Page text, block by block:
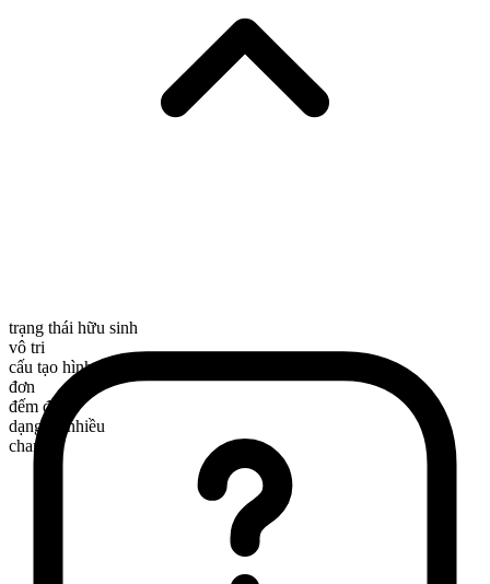
trạng thái hữu sinh
vô tri
cấu tạo hình thái
đơn
đếm được
dạng số nhiều
charts